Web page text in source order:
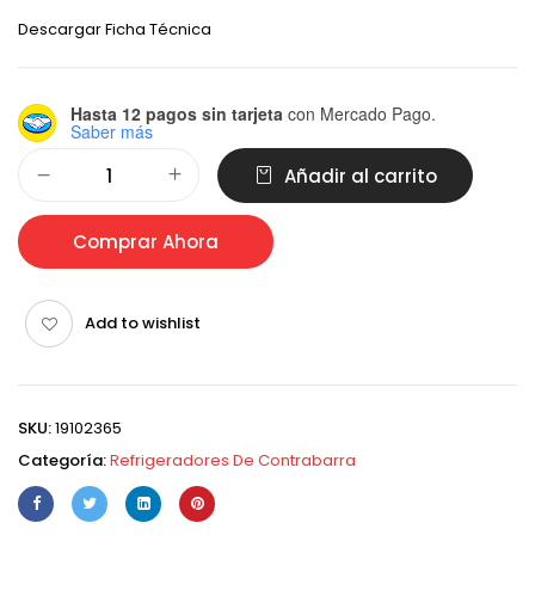
Descargar Ficha Técnica
Hasta 12 pagos sin tarjeta con Mercado Pago.
Saber más
Añadir al carrito
Comprar Ahora
Add to wishlist
SKU:19102365
Categoría:Refrigeradores De Contrabarra